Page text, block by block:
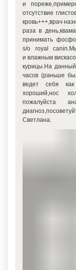
и
отсутствие
кровь+++,врач
раза в
принимать
s/o royal
и влажным
курицы.На
часов (раньше
ведет себя
хороший,нос
пожалуйста
Светлана.